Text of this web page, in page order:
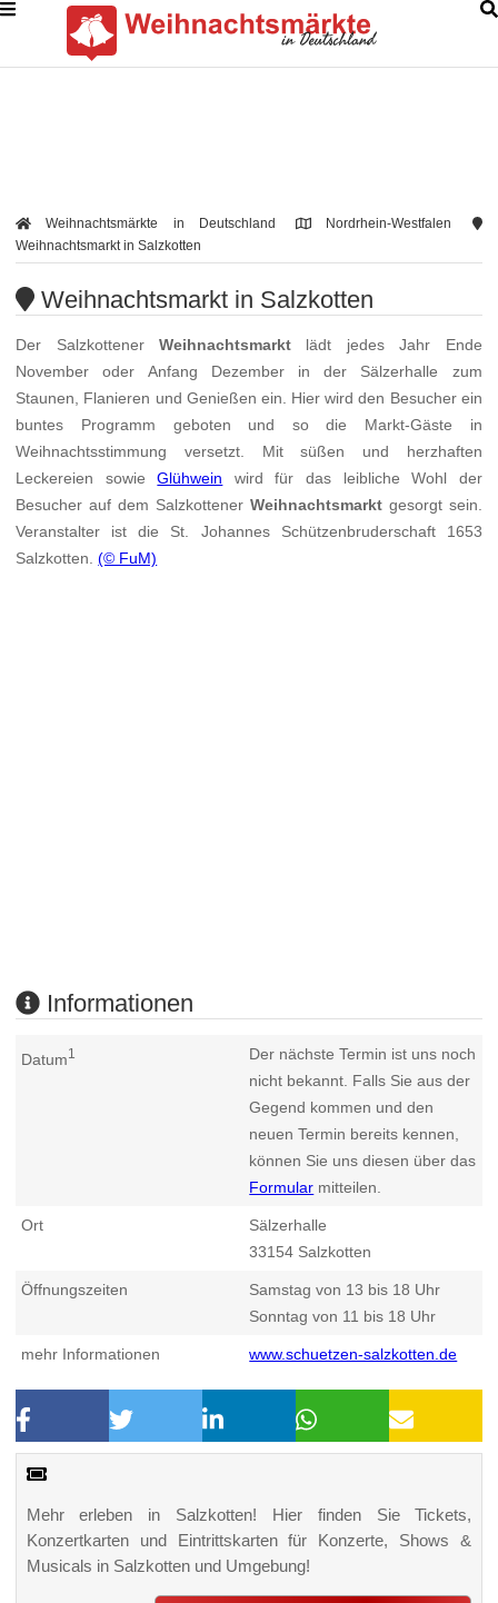
Weihnachtsmärkte in Deutschland
Nordrhein-Westfalen
Weihnachtsmarkt in Salzkotten
Weihnachtsmarkt in Salzkotten
Der SalzkottenerWeihnachtsmarkt lädt jedes Jahr Ende
November oder Anfang Dezember in der Sälzerhalle zum
Staunen, Flanieren und Genießen ein. Hier wird den Besucher ein
buntes Programm geboten und so die Markt-Gäste in
Weihnachtsstimmung versetzt. Mit süßen und herzhaften
Leckereien sowieGlühwein wird für das leibliche Wohl der
Besucher auf dem Salzkottener Weihnachtsmarktgesorgt sein.
Veranstalter ist die St. Johannes Schützenbruderschaft 1653
Salzkotten.(© FuM)
Informationen
Datum1
Der nächste Termin ist uns noch
nicht bekannt. Falls Sie aus der
Gegend kommen und den
neuen Termin bereits kennen,
können Sie uns diesen über das
Formular mitteilen.
Ort
Sälzerhalle
33154 Salzkotten
Öffnungszeiten
Samstag von 13 bis 18 Uhr
Sonntag von 11 bis 18 Uhr
mehr Informationen www.schuetzen-salzkotten.de
Mehr erleben in Salzkotten! Hier finden Sie Tickets,
Konzertkarten und Eintrittskarten für Konzerte, Shows &
Musicals in Salzkotten und Umgebung!